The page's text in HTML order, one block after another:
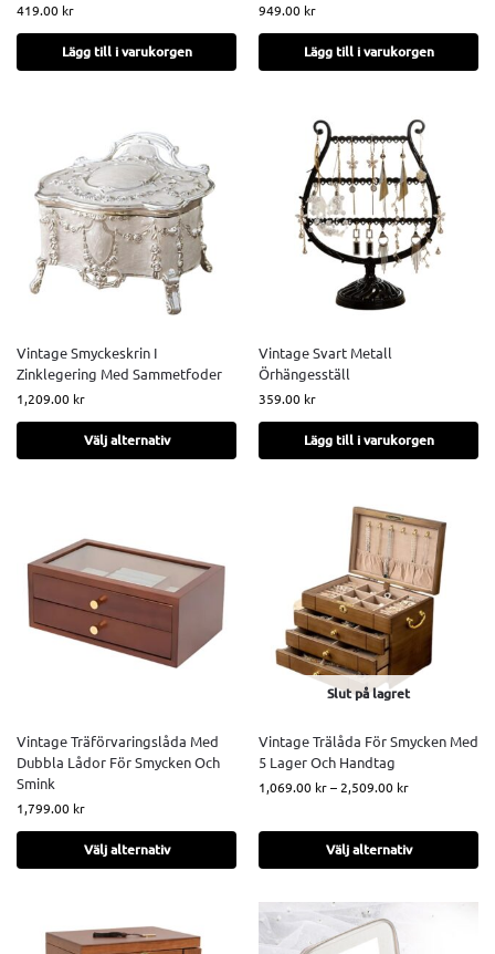
419.00 kr
Lägg till i varukorgen
949.00 kr
Lägg till i varukorgen
Vintage Smyckeskrin I
Zinklegering Med Sammetfoder
1,209.00 kr
Välj alternativ
Vintage Svart Metall
Örhängesställ
359.00 kr
Lägg till i varukorgen
Vintage Träförvaringslåda Med
Dubbla Lådor För Smycken Och
Smink
1,799.00 kr
Välj alternativ
Slut på lagret
Vintage Trälåda För Smycken Med
5 Lager Och Handtag
1,069.00 kr– 2,509.00 kr
Välj alternativ